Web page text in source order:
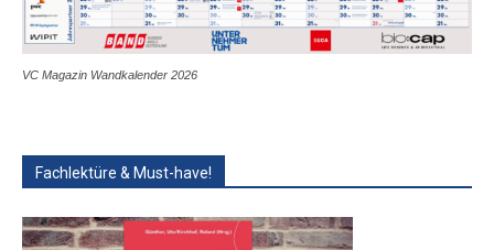
VC Magazin Wandkalender 2026
Fachlektüre & Must-have!